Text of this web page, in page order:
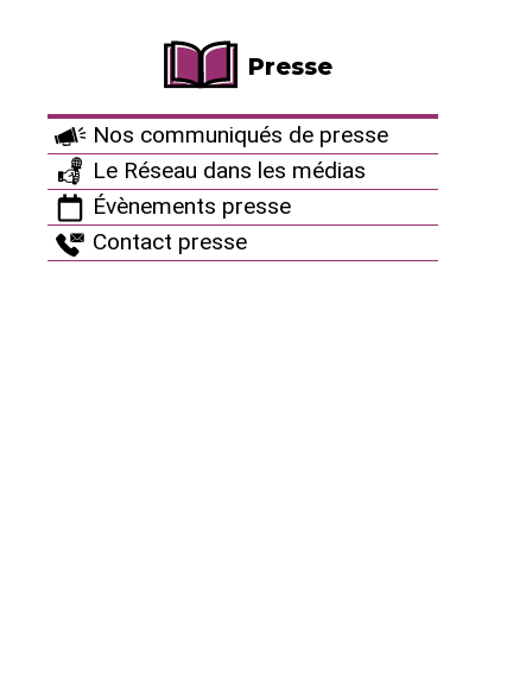
Presse
Nos communiqués de presse
Le Réseau dans les médias
Évènements presse
Contact presse
Hommages aux militant·es antinucléaires
Hommage à Raymond Sené,
scientifique opposé au nucléaire